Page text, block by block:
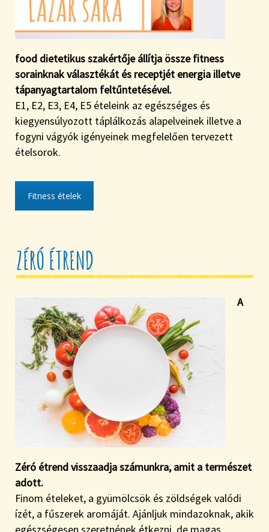
food dietetikus szakértője állítja össze fitness
sorainknak választékát és receptjét energia illetve
tápanyagtartalom feltűntetésével.
E1, E2, E3, E4, E5 ételeink az egészséges és
kiegyensúlyozott táplálkozás alapelveinek illetve a
fogyni vágyók igényeinek megfelelően tervezett
ételsorok.
Fitness ételek
ZÉRÓ ÉTREND
A
Zéró étrend visszaadja számunkra, amit a természet
adott.
Finom ételeket, a gyümölcsök és zöldségek valódi
ízét, a fűszerek aromáját. Ajánljuk mindazoknak, akik